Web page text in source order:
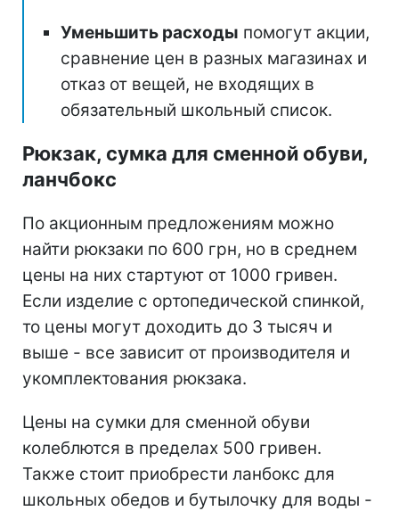
Уменьшить расходы помогут акции,
сравнение цен в разных магазинах и
отказ от вещей, не входящих в
обязательный школьный список.
Рюкзак, сумка для сменной обуви,
ланчбокс
По акционным предложениям можно
найти рюкзаки по 600 грн, но в среднем
цены на них стартуют от 1000 гривен.
Если изделие с ортопедической спинкой,
то цены могут доходить до 3 тысяч и
выше - все зависит от производителя и
укомплектования рюкзака.
Цены на сумки для сменной обуви
колеблются в пределах 500 гривен.
Также стоит приобрести ланбокс для
школьных обедов и бутылочку для воды -